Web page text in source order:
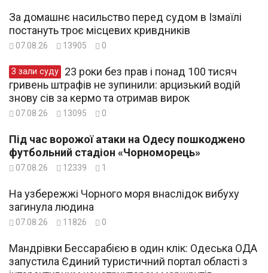
За домашнє насильство перед судом в Ізмаїлі
постануть троє місцевих кривдників
07.08.26 13905 0
З зали суду
гривень штрафів не зупинили: арцизький водій
знову сів за кермо та отримав вирок
07.08.26 13095 0
Під час ворожої атаки на Одесу пошкоджено
футбольний стадіон «Чорноморець»
07.08.26 12339 1
На узбережжі Чорного моря внаслідок вибуху
загинула людина
07.08.26 11826 0
Мандрівки Бессарабією в один клік: Одеська ОДА
запустила Єдиний туристичний портал області з